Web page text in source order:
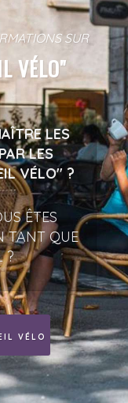
SUR
VÉLO"
LES
LES
VÉLO" ?
ÊTES
TANT QUE
?
VÉLO